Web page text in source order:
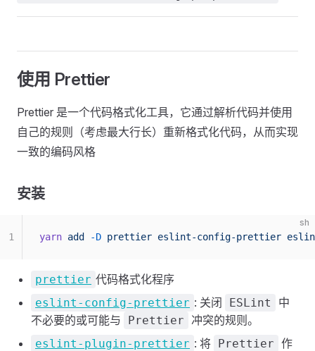
使用 Prettier
Prettier 是一个代码格式化工具，它通过解析代码并使用
自己的规则（考虑最大行长）重新格式化代码，从而实现
一致的编码风格
安装
sh
yarn add -D prettier eslint-config-prettier
1
prettier 代码格式化程序
eslint-config-prettier : 关闭 ESLint
中
不必要的或可能与
Prettier 冲突的规则。
eslint-plugin-prettier : 将 Prettier 作